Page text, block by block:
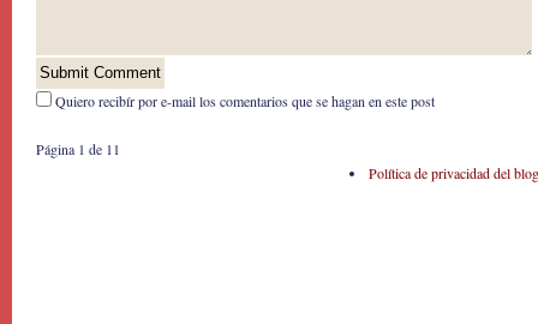
Quiero recibír por e-mail los comentarios que se hagan en este post
Página 1 de 1 1
Política de privacidad del